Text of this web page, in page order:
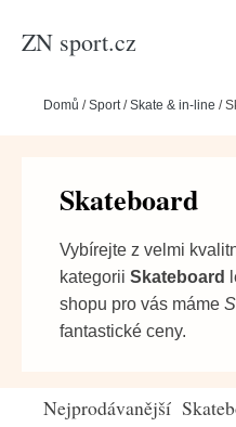
ZN sport.cz
Domů /Sport/Skate & in-line /
Skateboard
Vybírejte z velmi
kategorii Skateboard
shopu pro vás máme
fantastické ceny.
Nejprodávanější